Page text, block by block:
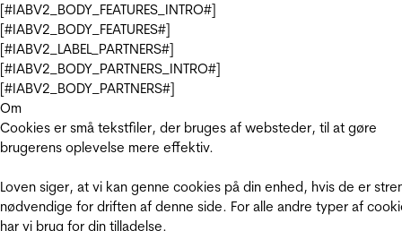
[#IABV2_BODY_FEATURES_INTRO#]
[#IABV2_BODY_FEATURES#]
[#IABV2_LABEL_PARTNERS#]
[#IABV2_BODY_PARTNERS_INTRO#]
[#IABV2_BODY_PARTNERS#]
Om
Cookies er små tekstfiler, der bruges af websteder, til at gøre
brugerens oplevelse mere effektiv.
Loven siger, at vi kan genne cookies på din enhed, hvis de er
nødvendige for driften af denne side. For alle andre typer af
har vi brug for din tilladelse.